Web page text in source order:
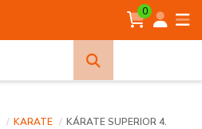
0
KARATE
KÁRATE SUPERIOR 4.